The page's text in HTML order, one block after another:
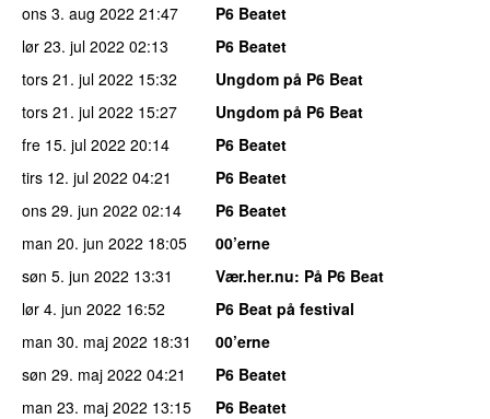
ons 3. aug 2022 21:47
P6 Beatet
lør 23. jul 2022 02:13
P6 Beatet
tors 21. jul 2022 15:32
Ungdom på P6 Beat
tors 21. jul 2022 15:27
Ungdom på P6 Beat
fre 15. jul 2022 20:14
P6 Beatet
tirs 12. jul 2022 04:21
P6 Beatet
ons 29. jun 2022 02:14
P6 Beatet
man 20. jun 2022 18:05
00’erne
søn 5. jun 2022 13:31 Vær.her.nu: På P6 Beat
lør 4. jun 2022 16:52
P6 Beat på festival
man 30. maj 2022 18:31
00’erne
søn 29. maj 2022 04:21
P6 Beatet
man 23. maj 2022 13:15
P6 Beatet